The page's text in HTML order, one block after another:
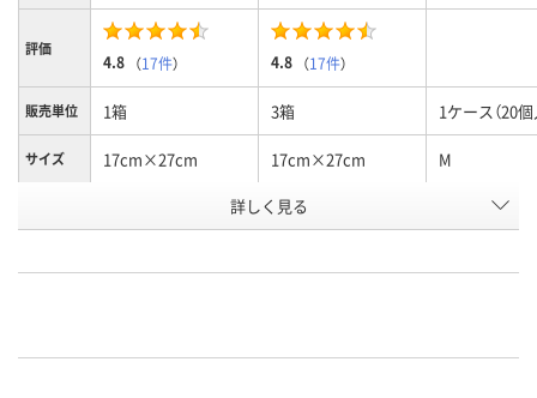
評価
4.8 （17件） 4.8 （17件）
販売単位 1箱 3箱 1ケース（20個
サイズ 17cm×27cm 17cm×27cm M
AW38932 HE82195
詳しく見る